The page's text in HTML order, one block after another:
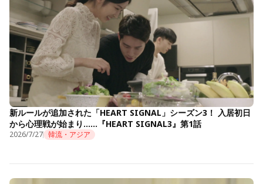
新ルールが追加された「HEART SIGNAL」シーズン3！ 入居初日
から心理戦が始まり……『HEART SIGNAL3』第1話
2026/7/27 韓流・アジア